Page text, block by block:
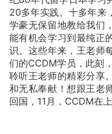
20多年实践。十多年来
学豪无保留地教给我们
能有机会学习到最纯正
识。这些年来，王老师
们的CCDM学员，此刻
聆听王老师的精彩分享
和无私奉献！想跟王老
回国，11月，CCDM在